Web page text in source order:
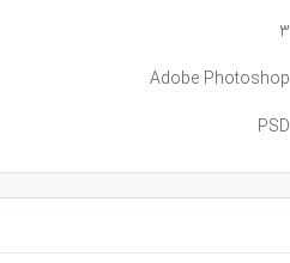
3
Adobe Photoshop
PSD